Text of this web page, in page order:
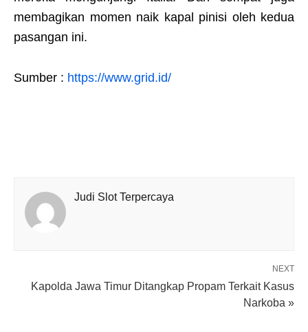
membagikan momen naik kapal pinisi oleh kedua
pasangan ini.
Sumber : https://www.grid.id/
Judi Slot Terpercaya
NEXT
Kapolda Jawa Timur Ditangkap Propam Terkait Kasus
Narkoba »